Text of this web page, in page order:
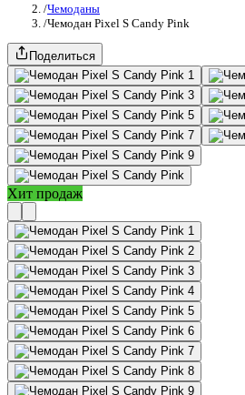
/Чемоданы
/Чемодан Pixel S Candy Pink
Поделиться
Хит продаж